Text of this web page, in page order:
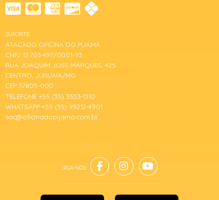
SUPORTE
ATACADO OFICINA DO PIJAMA
CNPJ 12.703.497/0001-93
RUA JOAQUIM JOSE MARQUES, 425
CENTRO, JURUAIA/MG
CEP 37805-000
TELEFONE +55 (35) 3553-1310
WHATSAPP +55 (35) 99212-4901
sac@oficinadopijama.com.br